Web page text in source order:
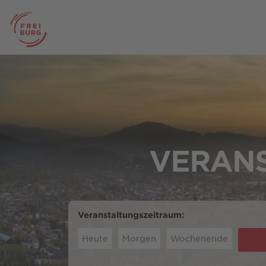
Veranstaltungszeitraum:
Heute Morgen Wochenende